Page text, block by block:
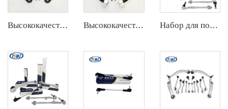
Высококачественный набор автозапчастей с завода, аналогичный комплект шарниров рулевых тяг, шаровых опор и рычагов управления для VW Santana OE 6RD407152A Высококачественный набор автозапчастей с завода, аналогичный комплект шарниров рулевых тяг, шаровых опор и рычагов управления для Buick Veracruz (CP5) OE 51360-T5G-H01 Набор для подвески